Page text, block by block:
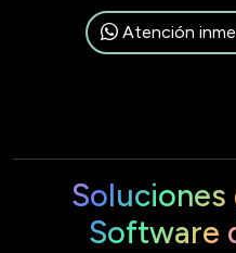
Atención
Software